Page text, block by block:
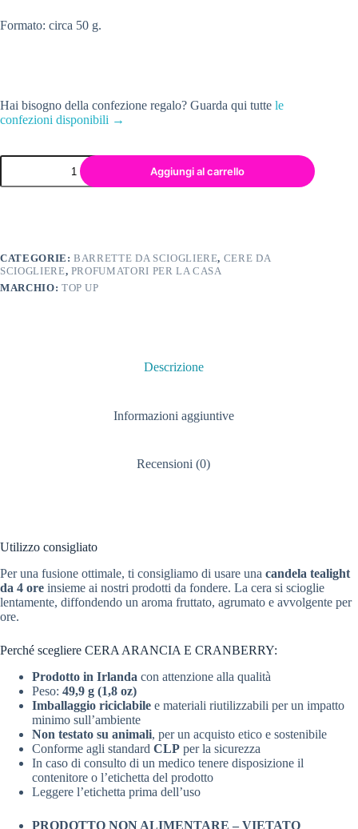
Formato: circa 50 g.
Hai bisogno della confezione regalo? Guarda qui tutte le
confezioni disponibili →
Aggiungi al carrello
CATEGORIE:BARRETTE DA SCIOGLIERE, CERE DA
SCIOGLIERE, PROFUMATORI PER LA CASA
MARCHIO: TOP UP
Descrizione
Informazioni aggiuntive
Recensioni (0)
Utilizzo consigliato
Per una fusione ottimale, ti consigliamo di usare una candela tealight
da 4 ore insieme ai nostri prodotti da fondere. La cera si scioglie
lentamente, diffondendo un aroma fruttato, agrumato e avvolgente per
ore.
Perché scegliere CERA ARANCIA E CRANBERRY:
Prodotto in Irlanda con attenzione alla qualità
Peso: 49,9 g (1,8 oz)
Imballaggio riciclabile e materiali riutilizzabili per un impatto
minimo sull’ambiente
Non testato su animali, per un acquisto etico e sostenibile
Conforme agli standard CLP per la sicurezza
In caso di consulto di un medico tenere disposizione il
contenitore o l’etichetta del prodotto
Leggere l’etichetta prima dell’uso
PRODOTTO NON ALIMENTARE – VIETATO